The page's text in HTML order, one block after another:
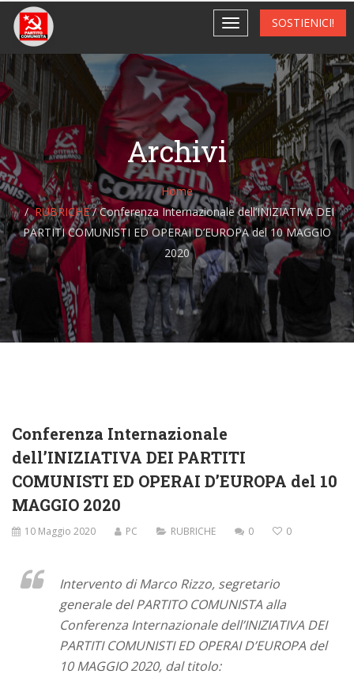
SOSTIENICI!
Archivi
Home
RUBRICHE /Conferenza Internazionale dell’INIZIATIVA DEI
PARTITI COMUNISTI ED OPERAI D’EUROPA del 10 MAGGIO
2020
Conferenza Internazionale
dell’INIZIATIVA DEI PARTITI
COMUNISTI ED OPERAI D’EUROPA del 10
MAGGIO 2020
10 Maggio 2020 PC RUBRICHE 0 0
Intervento di Marco Rizzo, segretario
generale del PARTITO COMUNISTA alla
Conferenza Internazionale dell’INIZIATIVA DEI
PARTITI COMUNISTI ED OPERAI D’EUROPA del
10 MAGGIO 2020, dal titolo: